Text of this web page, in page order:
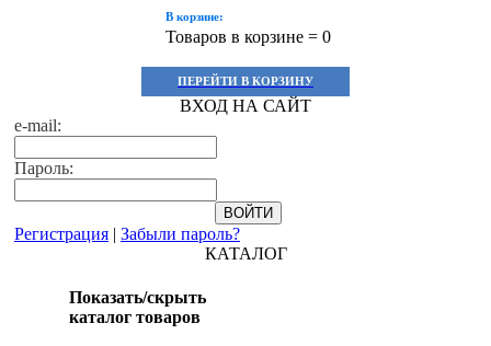
В корзине:
Товаров в корзине = 0
ПЕРЕЙТИ В КОРЗИНУ
ВХОД НА САЙТ
e-mail:
Пароль:
Регистрация | Забыли пароль?
КАТАЛОГ
Показать/скрыть
каталог товаров